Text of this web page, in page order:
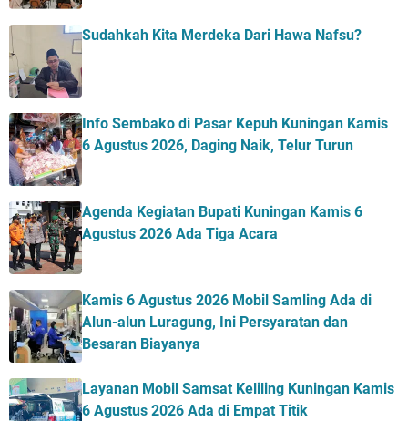
Sudahkah Kita Merdeka Dari Hawa Nafsu?
Info Sembako di Pasar Kepuh Kuningan Kamis
6 Agustus 2026, Daging Naik, Telur Turun
Agenda Kegiatan Bupati Kuningan Kamis 6
Agustus 2026 Ada Tiga Acara
Kamis 6 Agustus 2026 Mobil Samling Ada di
Alun-alun Luragung, Ini Persyaratan dan
Besaran Biayanya
Layanan Mobil Samsat Keliling Kuningan Kamis
6 Agustus 2026 Ada di Empat Titik